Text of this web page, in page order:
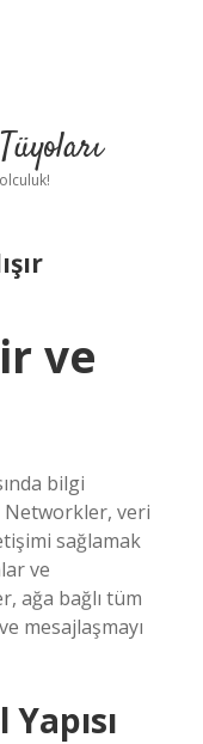
ve
bilgi
Networkler, veri
sağlamak
ve
ağa bağlı tüm
mesajlaşmayı